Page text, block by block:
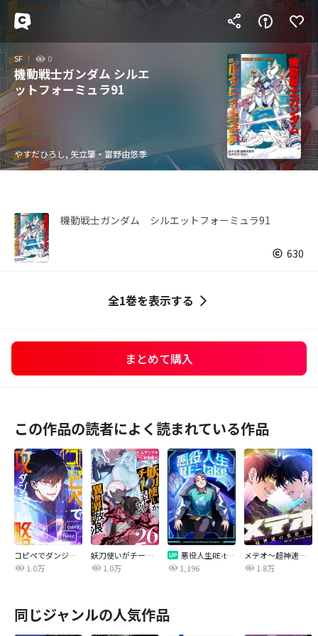
SF 0
機動戦士ガンダム シルエ
ットフォーミュラ91
やすだひろし, 矢立肇・富野由悠季
機動戦士ガンダム シルエットフォーミュラ91
630
全1巻を表示する
まとめて購入
この作品の読者によく読まれている作品
コピペでダンジョン攻略！【タテヨミ】
1.0万
妖刀使いがチートスキルをもって異世界放浪 ～生まれ持ったチートは最強！！～
1.0万
悪役人生RE-take【タテヨミ】
1,196
メテオ～超神速の救世主～【タテヨミ】
1.8万
同じジャンルの人気作品